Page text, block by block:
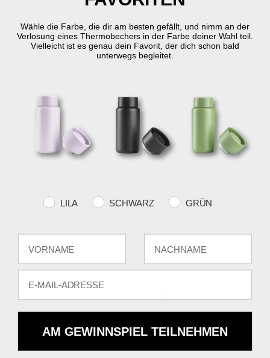
11,95 €
KOSTENLOSER VERSAND
Singles Thermoskanne Nova Seifenschale
Wähle die Farbe, die dir am besten gefällt, und nimm an der
Verlosung eines Thermobechers in der Farbe deiner Wahl teil.
Vielleicht ist es genau dein Favorit, der dich schon bald
unterwegs begleitet.
Farvevalg
LILA SCHWARZ GRÜN
AM GEWINNSPIEL TEILNEHMEN